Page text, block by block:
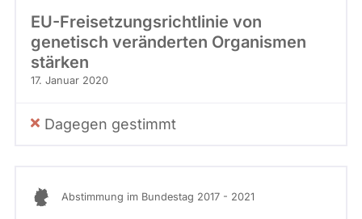
EU-Freisetzungsrichtlinie von
genetisch veränderten Organismen
stärken
17. Januar 2020
Dagegen gestimmt
Abstimmung im Bundestag 2017 - 2021